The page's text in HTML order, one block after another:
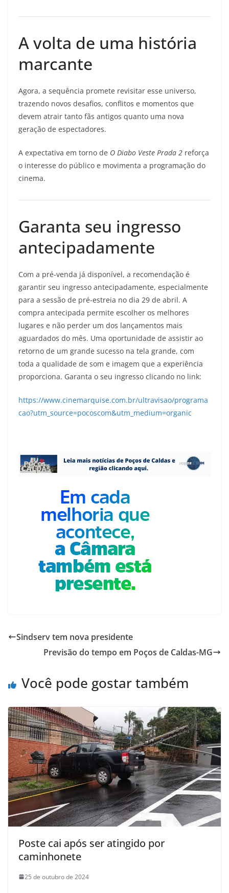
A volta de uma história
marcante
Agora, a sequência promete revisitar esse universo,
trazendo novos desafios, conflitos e momentos que
devem atrair tanto fãs antigos quanto uma nova
geração de espectadores.
A expectativa em torno de O Diabo Veste Prada 2 reforça
o interesse do público e movimenta a programação do
cinema.
Garanta seu ingresso
antecipadamente
Com a pré-venda já disponível, a recomendação é
garantir seu ingresso antecipadamente, especialmente
para a sessão de pré-estreia no dia 29 de abril. A
compra antecipada permite escolher os melhores
lugares e não perder um dos lançamentos mais
aguardados do mês. Uma oportunidade de assistir ao
retorno de um grande sucesso na tela grande, com
toda a qualidade de som e imagem que a experiência
proporciona. Garanta o seu ingresso clicando no link:
https://www.cinemarquise.com.br/ultravisao/programa
cao?utm_source=pocoscom&utm_medium=organic
Sindserv tem nova presidente
Previsão do tempo em Poços de Caldas-MG
Você pode gostar também
Poste cai após ser atingido por
caminhonete
25 de outubro de 2024